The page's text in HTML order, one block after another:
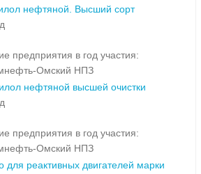
нефтяной. Высший сорт
предприятия в год участия:
Омский НПЗ
нефтяной высшей очистки
предприятия в год участия:
Омский НПЗ
для реактивных двигателей марки